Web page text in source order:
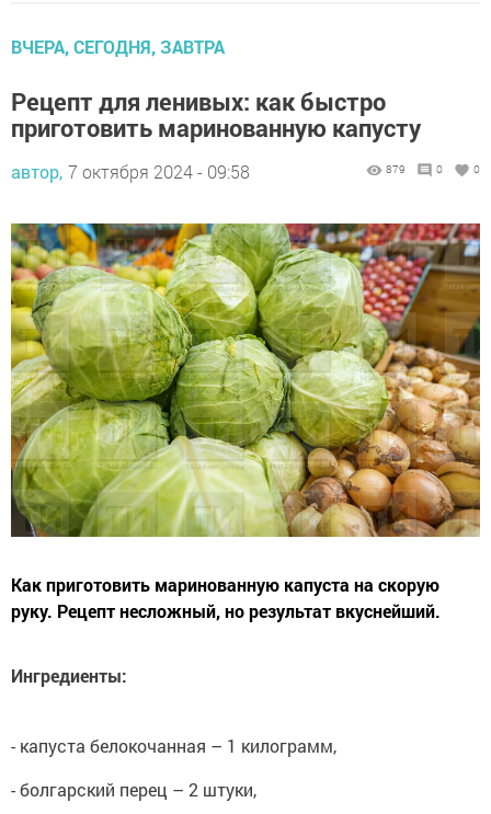
ВЧЕРА, СЕГОДНЯ, ЗАВТРА
Рецепт для ленивых: как быстро
приготовить маринованную капусту
автор, 7 октября 2024 - 09:58 879 0 0
Как приготовить маринованную капуста на скорую
руку. Рецепт несложный, но результат вкуснейший.
Ингредиенты:
- капуста белокочанная – 1 килограмм,
- болгарский перец – 2 штуки,